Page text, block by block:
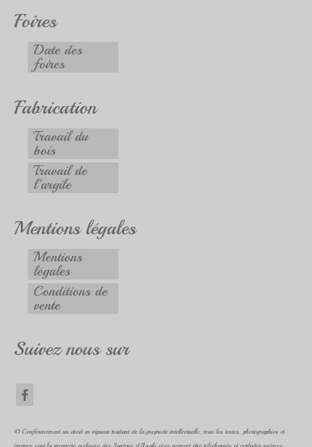
Foires
Date des
foires
Fabrication
Travail du
bois
Travail de
l’argile
Mentions légales
Mentions
légales
Conditions de
vente
Suivez nous sur
© Conformément au droit en vigueur traitant de la propriété intellectuelle, tous les textes, photographies et